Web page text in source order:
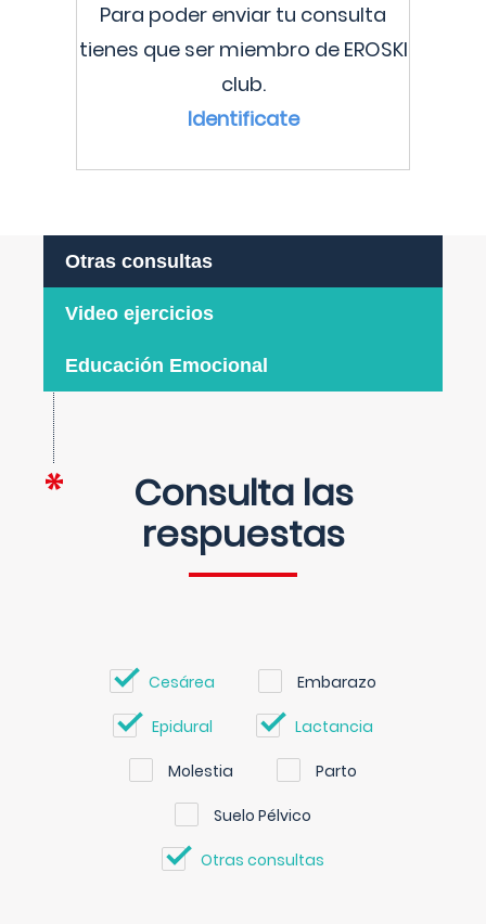
Para poder enviar tu consulta
tienes que ser miembro de EROSKI
club.
Identificate
Otras consultas
Video ejercicios
Educación Emocional
Consulta las
respuestas
Cesárea Embarazo
Epidural Lactancia
Molestia Parto
Suelo Pélvico
Otras consultas